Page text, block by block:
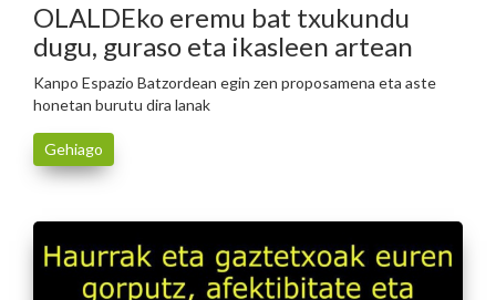
OLALDEko eremu bat txukundu
dugu, guraso eta ikasleen artean
Kanpo Espazio Batzordean egin zen proposamena eta aste
honetan burutu dira lanak
Gehiago